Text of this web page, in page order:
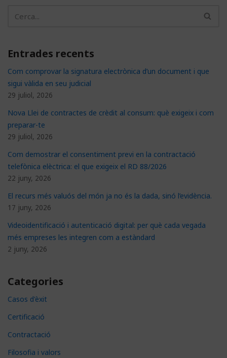
Entrades recents
Com comprovar la signatura electrònica d’un document i que
sigui vàlida en seu judicial
29 juliol, 2026
Nova Llei de contractes de crèdit al consum: què exigeix i com
preparar-te
29 juliol, 2026
Com demostrar el consentiment previ en la contractació
telefònica elèctrica: el que exigeix el RD 88/2026
22 juny, 2026
El recurs més valuós del món ja no és la dada, sinó l’evidència.
17 juny, 2026
Videoidentificació i autenticació digital: per què cada vegada
més empreses les integren com a estàndard
2 juny, 2026
Categories
Casos d'èxit
Certificació
Contractació
Filosofia i valors